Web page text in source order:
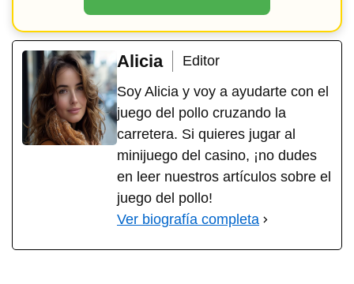
Alicia
Editor
Soy Alicia y voy a ayudarte con el
juego del pollo cruzando la
carretera. Si quieres jugar al
minijuego del casino, ¡no dudes
en leer nuestros artículos sobre el
juego del pollo!
Ver biografía completa